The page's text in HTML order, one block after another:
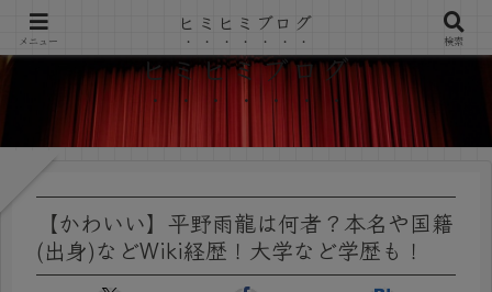
ヒミヒミブログ
【かわいい】平野雨龍は何者？本名や国籍
(出身)などWiki経歴！大学など学歴も！
メニュー
ヒミヒミブログ
検索